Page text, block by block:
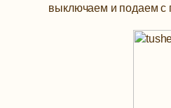
выключаем и подаем с